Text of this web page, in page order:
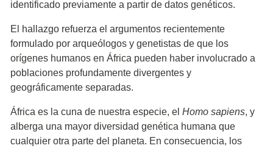
identificado previamente a partir de datos genéticos.
El hallazgo refuerza el argumentos recientemente
formulado por arqueólogos y genetistas de que los
orígenes humanos en África pueden haber involucrado a
poblaciones profundamente divergentes y
geográficamente separadas.
África es la cuna de nuestra especie, el Homo sapiens, y
alberga una mayor diversidad genética humana que
cualquier otra parte del planeta. En consecuencia, los